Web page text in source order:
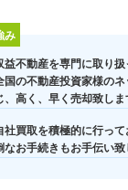
み
益不動産を専門に取り扱
国の不動産投資家様の
、高く、早く売却致しま
社買取を積極的に行っ
なお手続きもお手伝い致